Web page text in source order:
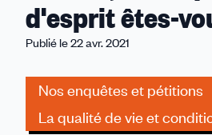
quel
êtes-
?
d'esprit êtes-
Publié le 22 avr. 2021
Nos enquêtes et pétitions
La qualité de vie et